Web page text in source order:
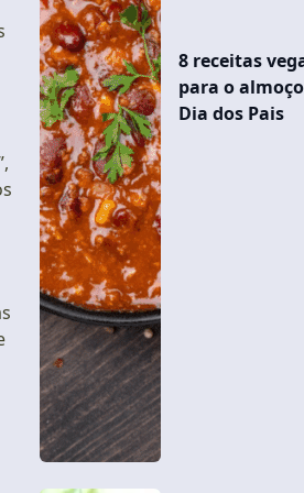
8 receitas
para o
Dia dos Pais